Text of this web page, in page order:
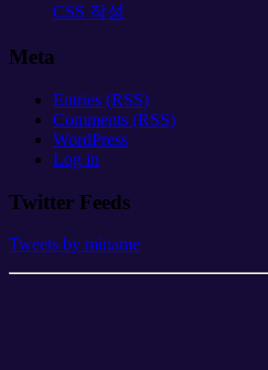
CSS 작성
Meta
Entries (RSS)
Comments (RSS)
WordPress
Log in
Twitter Feeds
Tweets by miname